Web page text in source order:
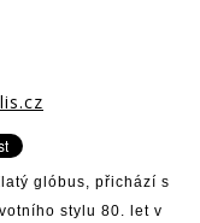
glóbus, přichází s
stylu 80. let v